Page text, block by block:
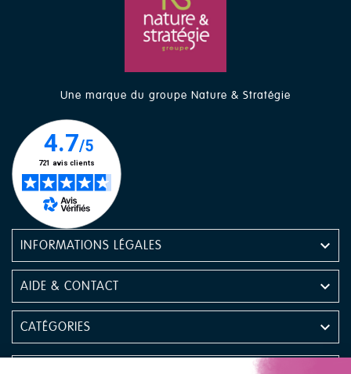
Une marque du groupe Nature & Stratégie
INFORMATIONS LÉGALES 
AIDE & CONTACT 
CATÉGORIES 